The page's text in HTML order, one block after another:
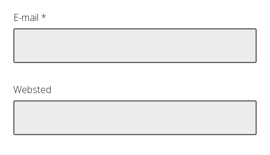
E-mail *
Websted